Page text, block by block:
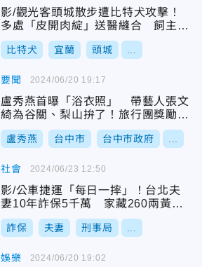
影/觀光客頭城散步遭比特犬攻擊！
多處「皮開肉綻」送醫縫合 飼主被
依傷害罪送辦
比特犬 宜蘭 頭城
要聞
盧秀燕首曝「浴衣照」 帶藝人張文
綺為谷關、梨山拚了！旅行團獎勵金
1萬元
盧秀燕 台中市 台中市政府
2024/06/20 19:17
社會
影/公車捷運「每日一摔」！台北夫
妻10年詐保5千萬 家藏260兩黃
金、燕窩
詐保 夫妻 刑事局
2024/06/23 12:50
娛樂 2024/06/20 19:02